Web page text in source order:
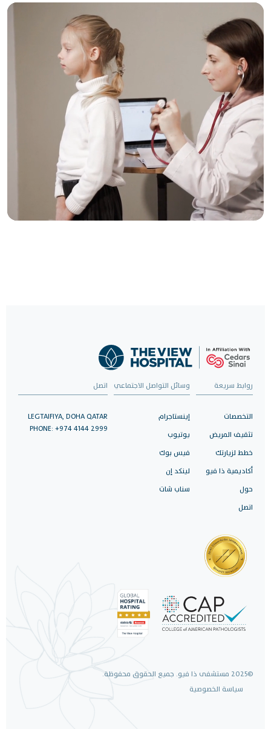
روابط سريعة
التخصصات
تثقيف المريض
خطط لزيارتك
أكاديمية ذا فيو
حول
اتصل
وسائل التواصل الاجتماعي
إينستاجرام
يوتيوب
فيس بوك
لينكد إن
سناب شات
اتصل
LEGTAIFIYA, DOHA QATAR
PHONE: +974 4144 2999
©2025 مستشفى ذا فيو. جميع الحقوق محفوظة.
سياسة الخصوصية